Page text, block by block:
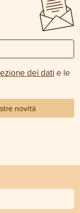
dei dati e le
novità